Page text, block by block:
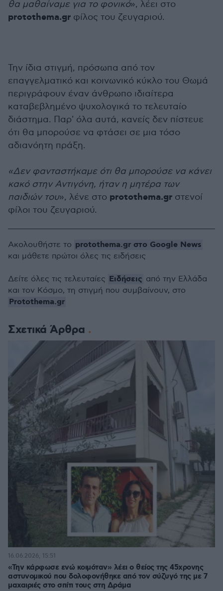
θα μαθαίναμε για το φονικό», λέει στο
protothema.gr φίλος του ζευγαριού.
Την ίδια στιγμή, πρόσωπα από τον
επαγγελματικό και κοινωνικό κύκλο του Θωμά
περιγράφουν έναν άνθρωπο ιδιαίτερα
καταβεβλημένο ψυχολογικά το τελευταίο
διάστημα. Παρ' όλα αυτά, κανείς δεν πίστευε
ότι θα μπορούσε να φτάσει σε μια τόσο
αδιανόητη πράξη.
«Δεν φανταστήκαμε ότι θα μπορούσε να κάνει
κακό στην Αντιγόνη, ήταν η μητέρα των
παιδιών του», λένε στο protothema.gr στενοί
φίλοι του ζευγαριού.
Σχετικά Άρθρα
«Την κάρφωσε ενώ κοιμόταν» λέει ο θείος της 45χρονης
αστυνομικού που δολοφονήθηκε από τον σύζυγό της με 7
μαχαιριές στο σπίτι τους στη Δράμα
16.06.2026, 15:51
Ακολουθήστε το protothema.gr στο Google News
και μάθετε πρώτοι όλες τις ειδήσεις
Δείτε όλες τις τελευταίες Ειδήσεις από την Ελλάδα
και τον Κόσμο, τη στιγμή που συμβαίνουν, στο
Protothema.gr